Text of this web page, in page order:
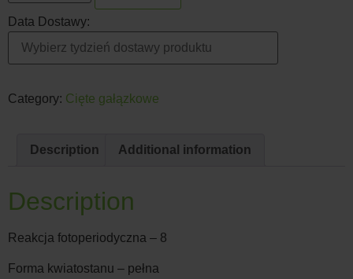
Data Dostawy:
Category: Cięte gałązkowe
Description Additional information
Description
Reakcja fotoperiodyczna – 8
Forma kwiatostanu – pełna